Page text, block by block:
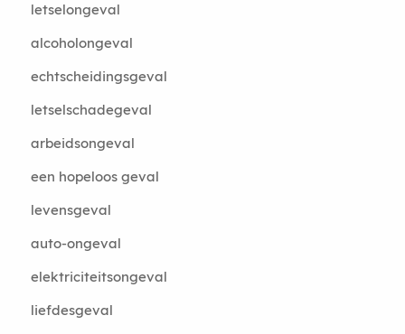
letselongeval
alcoholongeval
echtscheidingsgeval
letselschadegeval
arbeidsongeval
een hopeloos geval
levensgeval
auto-ongeval
elektriciteitsongeval
liefdesgeval